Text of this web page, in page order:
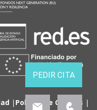
| Política de Cookies |